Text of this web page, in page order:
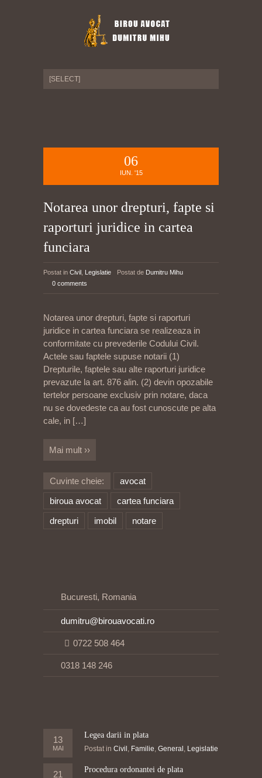
06
IUN. '15
Notarea unor drepturi, fapte si
raporturi juridice in cartea
funciara
Postat in Civil Legislatie Postat de Dumitru Mihu
0 comments
Notarea unor drepturi, fapte si raporturi
juridice in cartea funciara se realizeaza in
conformitate cu prevederile Codului Civil.
Actele sau faptele supuse notarii (1)
Drepturile, faptele sau alte raporturi juridice
prevazute la art. 876 alin. (2) devin opozabile
tertelor persoane exclusiv prin notare, daca
nu se dovedeste ca au fost cunoscute pe alta
cale, in […]
Mai mult ››
Cuvinte cheie:
avocat
biroua avocat
cartea funciara
drepturi
imobil notare
Bucuresti, Romania
dumitru@birouavocati.ro
0722 508 464
0318 148 246
13
MAI
Legea darii in plata
Postat in Civil , Familie, General , Legislatie
21 Procedura ordonantei de plata